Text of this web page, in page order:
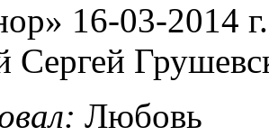
16-03-2014 г.
Сергей
Любовь